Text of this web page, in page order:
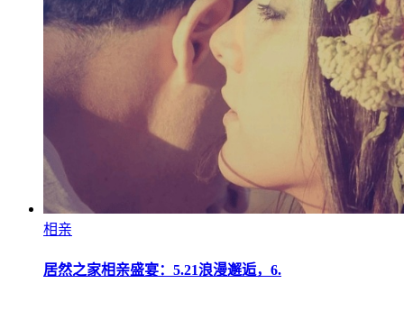
相亲
居然之家相亲盛宴：5.21浪漫邂逅，6.